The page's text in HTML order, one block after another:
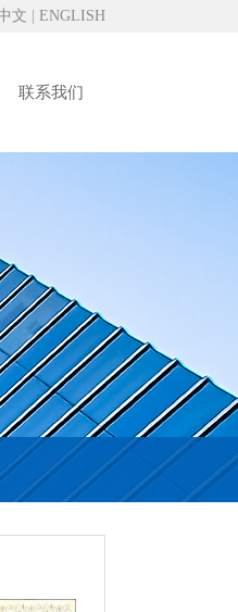
文 ENGLISH
联系我们